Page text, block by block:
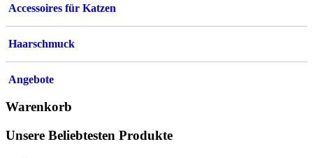
Accessoires für Katzen
Haarschmuck
Angebote
Warenkorb
Unsere Beliebtesten Produkte